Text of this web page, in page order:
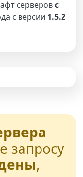
серверовс
с версии 1.5.2
запросу
,